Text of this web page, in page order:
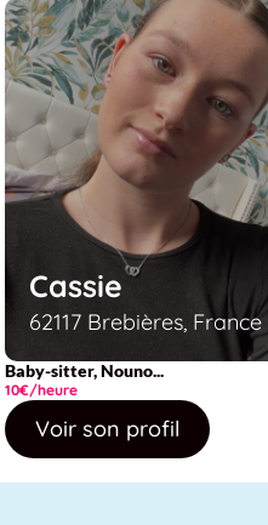
Cassie
62117 Brebières, France
Baby-sitter, Nouno...
10€/heure
Voir son profil